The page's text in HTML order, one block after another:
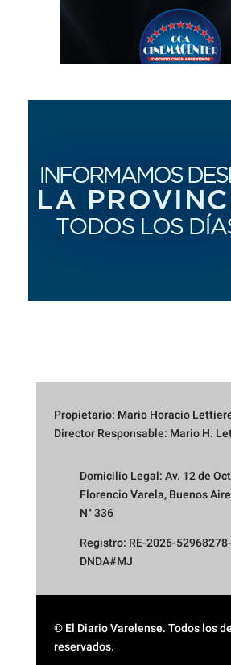
Propietario: Mario Horacio
Director Responsable: Mario H.
Domicilio Legal: Av. 12 de
Florencio Varela, Buenos
N° 336
Registro: RE-2026-
DNDA#MJ
© El Diario Varelense. Todos los
reservados.